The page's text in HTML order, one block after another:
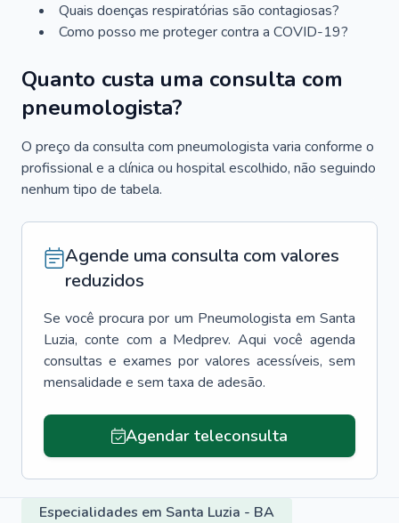
Quais doenças respiratórias são contagiosas?
Como posso me proteger contra a COVID-19?
Quanto custa uma consulta com
pneumologista?
O preço da consulta com pneumologista varia conforme o
profissional e a clínica ou hospital escolhido, não seguindo
nenhum tipo de tabela.
Agende uma consulta com valores
reduzidos
Se você procura por um Pneumologista em Santa
Luzia, conte com a Medprev. Aqui você agenda
consultas e exames por valores acessíveis, sem
mensalidade e sem taxa de adesão.
Agendar teleconsulta
Especialidades em Santa Luzia - BA